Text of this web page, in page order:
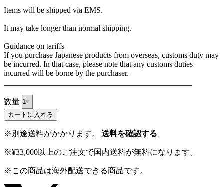
Items will be shipped via EMS.
It may take longer than normal shipping.
Guidance on tariffs
If you purchase Japanese products from overseas, customs duty may
be incurred. In that case, please note that any customs duties
incurred will be borne by the purchaser.
数量
カートに入れる
※別途送料がかかります。 送料を確認する
※¥33,000以上のご注文で国内送料が無料になります。
※この商品は海外配送できる商品です。